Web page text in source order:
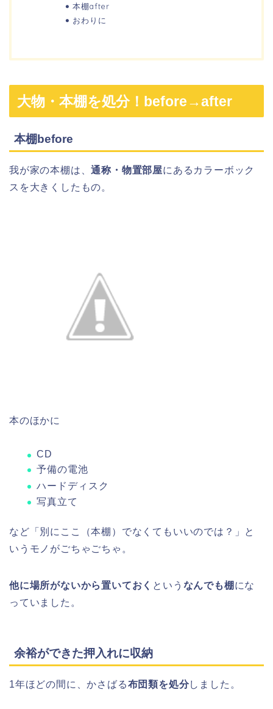
本棚after
おわりに
大物・本棚を処分！before→after
本棚before
我が家の本棚は、通称・物置部屋にあるカラーボック
スを大きくしたもの。
本のほかに
CD
予備の電池
ハードディスク
写真立て
など「別にここ（本棚）でなくてもいいのでは？」と
いうモノがごちゃごちゃ。
他に場所がないから置いておく という なんでも棚 にな
っていました。
余裕ができた押入れに収納
1年ほどの間に、かさばる布団類を処分しました。